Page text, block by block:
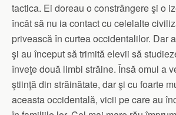
tactica. Ei doreau o constrângere şi o
încât să nu ia contact cu celelalte
privească în curtea occidentalilor. Dar
şi au început să trimită elevii să
înveţe două limbi străine. Însă omul a
ştiinţă din străinătate, dar şi cu foarte
aceasta occidentală, vicii pe care au